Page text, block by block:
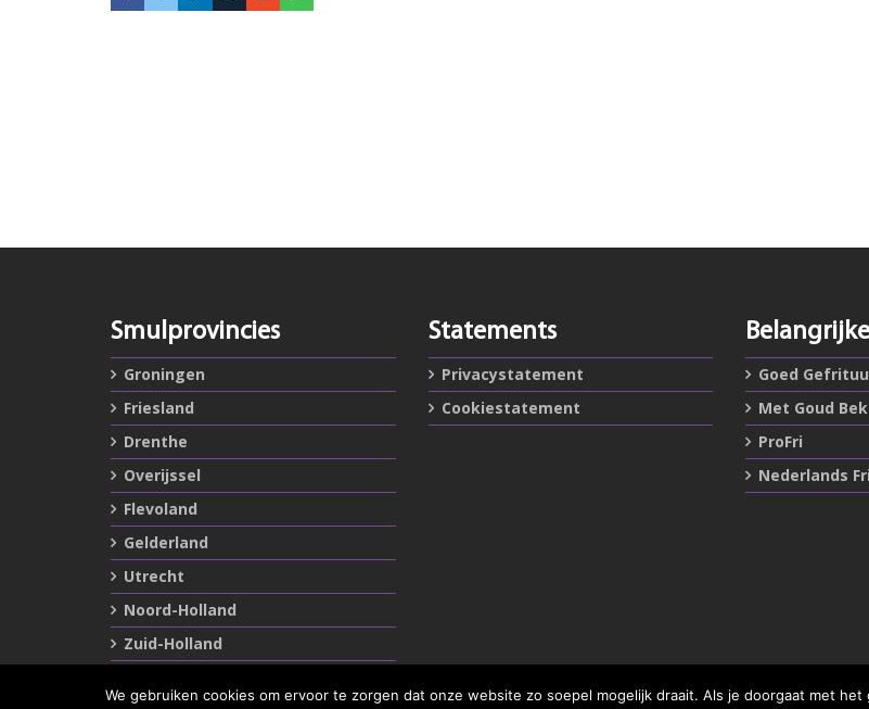
Smulprovincies
Groningen
Friesland
Drenthe
Overijssel
Flevoland
Gelderland
Utrecht
Noord-Holland
Zuid-Holland
Statements
Privacystatement
Cookiestatement
Goed
Met Goud
ProFri
Nederlands
We gebruiken cookies om ervoor te zorgen dat onze website zo soepel mogelijk draait. Als je doorgaat met